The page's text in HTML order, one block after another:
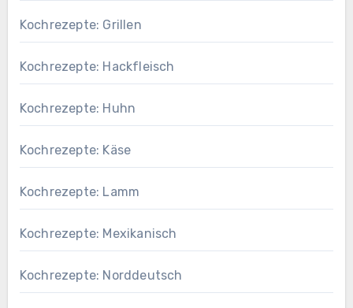
Kochrezepte: Grillen
Kochrezepte: Hackfleisch
Kochrezepte: Huhn
Kochrezepte: Käse
Kochrezepte: Lamm
Kochrezepte: Mexikanisch
Kochrezepte: Norddeutsch